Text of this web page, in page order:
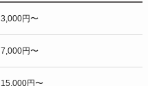
3,000円〜
7,000円〜
15,000円〜